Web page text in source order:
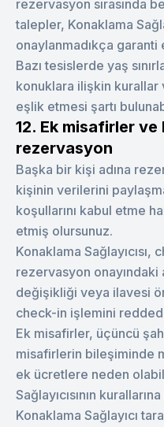
rezervasyon sırasında
talepler, Konaklama
onaylanmadıkça garanti
Bazı tesislerde yaş
konuklara ilişkin
eşlik etmesi şartı
12. Ek misafirler ve
rezervasyon
Başka bir kişi adına
kişinin verilerini
koşullarını kabul etme
etmiş olursunuz.
Konaklama Sağlayıcısı,
rezervasyon
değişikliği veya ilavesi
check-in işlemini
Ek misafirler, üçüncü
misafirlerin bileşiminde
ek ücretlere neden
Sağlayıcısının kurallarına
Konaklama Sağlayıcı